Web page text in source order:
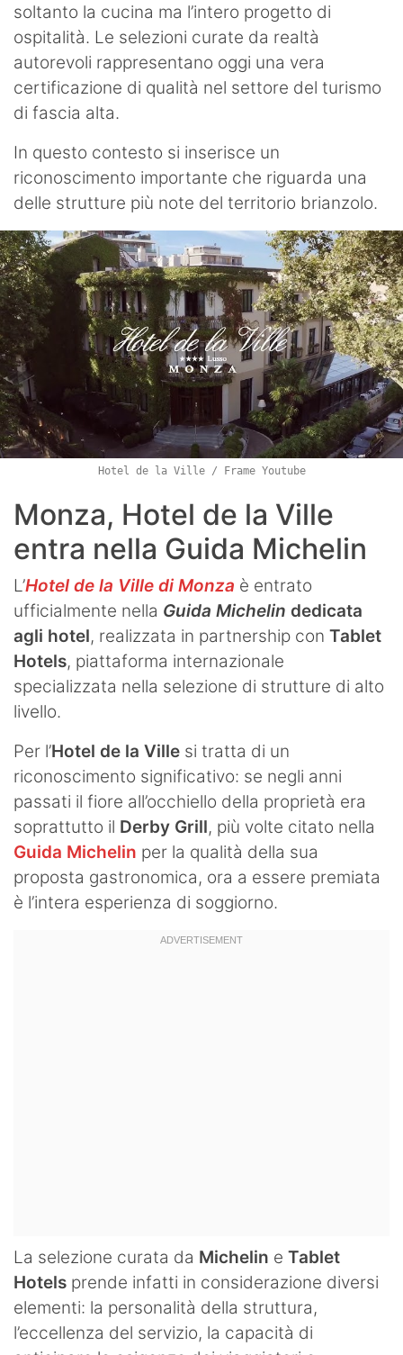
soltanto la cucina ma l’intero progetto di
ospitalità. Le selezioni curate da realtà
autorevoli rappresentano oggi una vera
certificazione di qualità nel settore del turismo
di fascia alta.
In questo contesto si inserisce un
riconoscimento importante che riguarda una
delle strutture più note del territorio brianzolo.
Hotel de la Ville / Frame Youtube
Monza, Hotel de la Ville
entra nella Guida Michelin
L’Hotel de la Ville di Monza è entrato
ufficialmente nella Guida Michelin dedicata
agli hotel, realizzata in partnership con Tablet
Hotels, piattaforma internazionale
specializzata nella selezione di strutture di alto
livello.
Per l’Hotel de la Ville si tratta di un
riconoscimento significativo: se negli anni
passati il fiore all’occhiello della proprietà era
soprattutto il Derby Grill, più volte citato nella
Guida Michelin per la qualità della sua
proposta gastronomica, ora a essere premiata
è l’intera esperienza di soggiorno.
La selezione curata da Michelin e Tablet
Hotels prende infatti in considerazione diversi
elementi: la personalità della struttura,
l’eccellenza del servizio, la capacità di